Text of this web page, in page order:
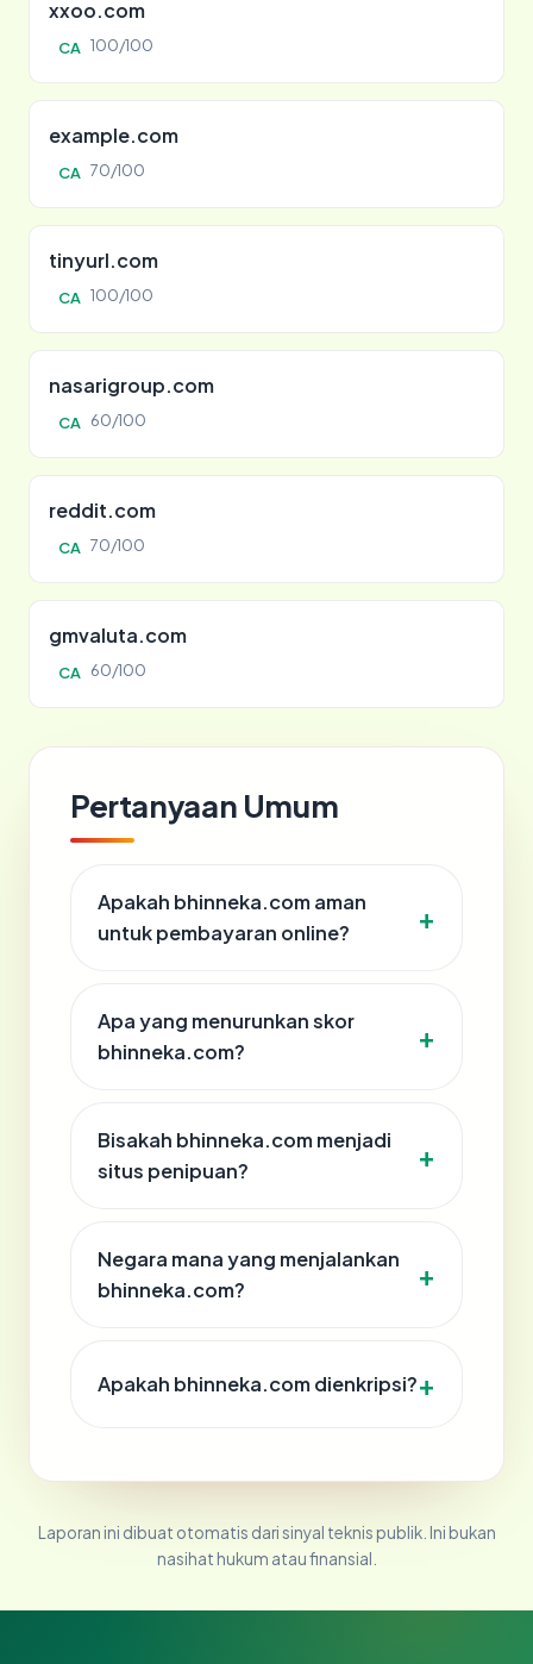
xxoo.com
CA 100/100
example.com
CA 70/100
tinyurl.com
CA 100/100
nasarigroup.com
CA 60/100
reddit.com
CA 70/100
gmvaluta.com
CA 60/100
Pertanyaan Umum
Apakah bhinneka.com aman
untuk pembayaran online?
Apa yang menurunkan skor
bhinneka.com?
Bisakah bhinneka.com menjadi
situs penipuan?
Negara mana yang menjalankan
bhinneka.com?
Apakah bhinneka.com dienkripsi?
Laporan ini dibuat otomatis dari sinyal teknis publik. Ini bukan
nasihat hukum atau finansial.